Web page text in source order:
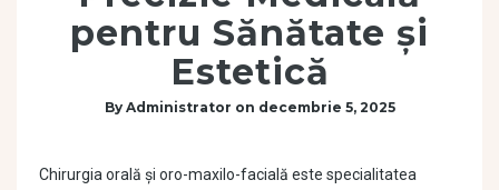
pentru Sănătate și
Estetică
By Administrator on decembrie 5, 2025
Chirurgia orală și oro-maxilo-facială este specialitatea